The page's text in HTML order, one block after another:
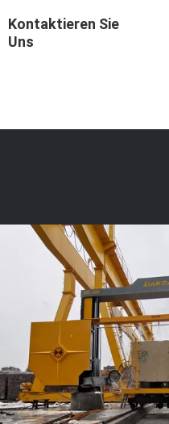
Kontaktieren Sie
Uns